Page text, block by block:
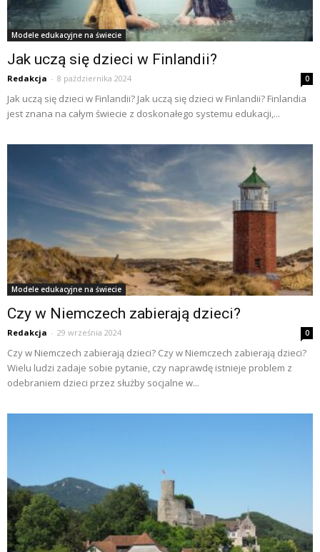
Modele edukacyjne na świecie
Jak uczą się dzieci w Finlandii?
Redakcja - 8 października 2024 0
Jak uczą się dzieci w Finlandii? Jak uczą się dzieci w Finlandii? Finlandia
jest znana na całym świecie z doskonałego systemu edukacji,...
Modele edukacyjne na świecie
Czy w Niemczech zabierają dzieci?
Redakcja - 29 września 2024 0
Czy w Niemczech zabierają dzieci? Czy w Niemczech zabierają dzieci?
Wielu ludzi zadaje sobie pytanie, czy naprawdę istnieje problem z
odebraniem dzieci przez służby socjalne w...